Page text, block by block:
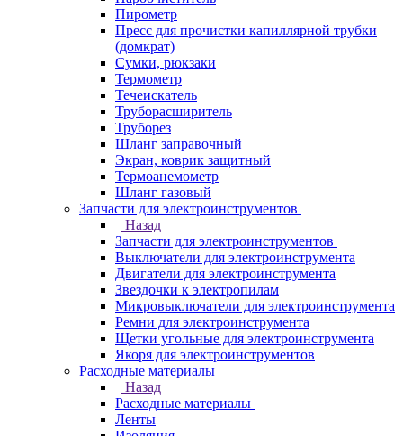
Пирометр
Пресс для прочистки капиллярной трубки
(домкрат)
Сумки, рюкзаки
Термометр
Течеискатель
Труборасширитель
Труборез
Шланг заправочный
Экран, коврик защитный
Термоанемометр
Шланг газовый
Запчасти для электроинструментов
Назад
Запчасти для электроинструментов
Выключатели для электроинструмента
Двигатели для электроинструмента
Звездочки к электропилам
Микровыключатели для электроинструмента
Ремни для электроинструмента
Щетки угольные для электроинструмента
Якоря для электроинструментов
Расходные материалы
Назад
Расходные материалы
Ленты